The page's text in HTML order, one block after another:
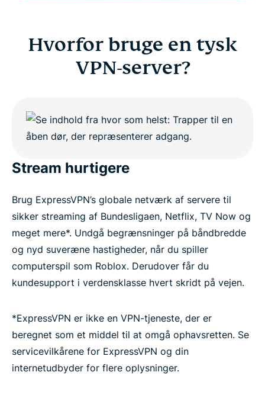
Hvorfor bruge en tysk
VPN-server?
Stream hurtigere
Brug ExpressVPN’s globale netværk af servere til
sikker streaming af Bundesligaen, Netflix, TV Now og
meget mere*. Undgå begrænsninger på båndbredde
og nyd suveræne hastigheder, når du spiller
computerspil som Roblox. Derudover får du
kundesupport i verdensklasse hvert skridt på vejen.
*ExpressVPN er ikke en VPN-tjeneste, der er
beregnet som et middel til at omgå ophavsretten. Se
servicevilkårene for ExpressVPN og din
internetudbyder for flere oplysninger.